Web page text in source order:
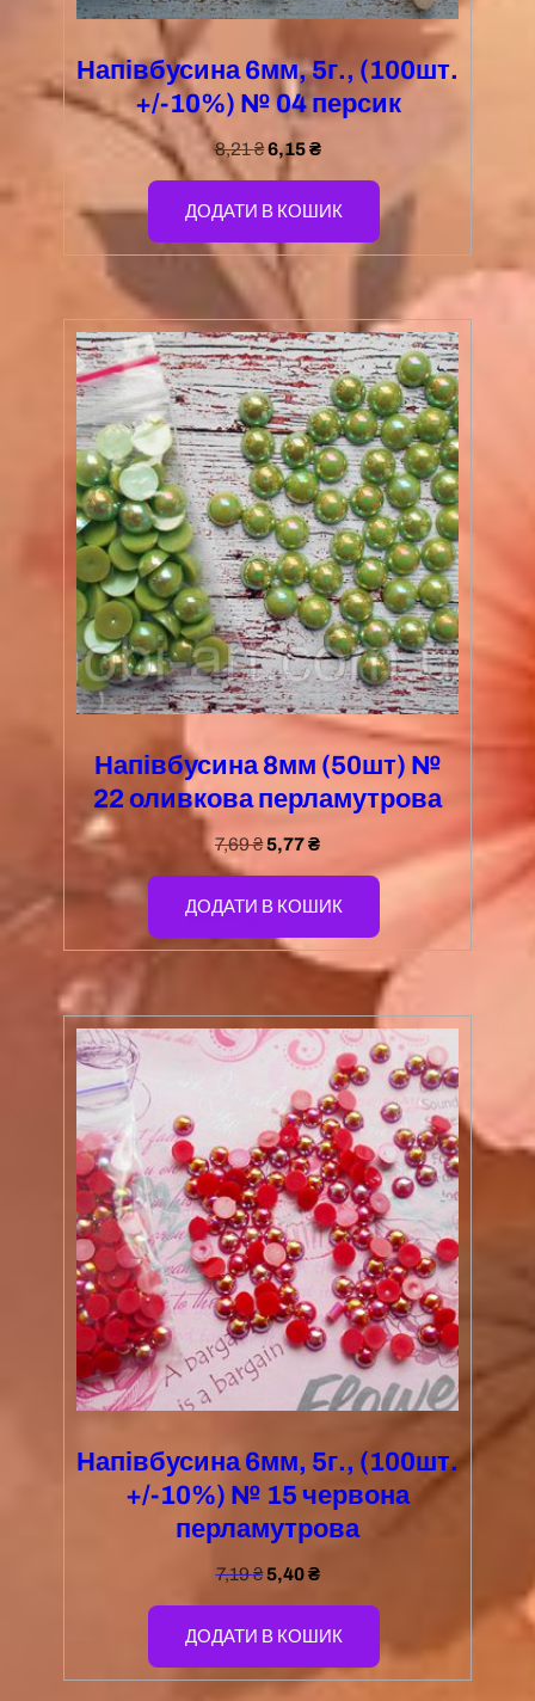
Напівбусина 6мм, 5г., (100шт.
+/-10%) № 04 персик
8,21₴ 6,15₴
ДОДАТИ В КОШИК
Напівбусина 8мм (50шт) №
22 оливкова перламутрова
7,69₴5,77₴
ДОДАТИ В КОШИК
Напівбусина 6мм, 5г., (100шт.
+/-10%) № 15 червона
перламутрова
7,19₴ 5,40₴
ДОДАТИ В КОШИК